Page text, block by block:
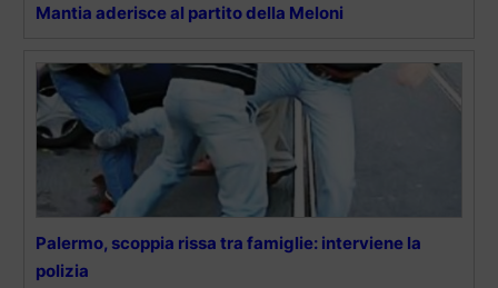
Mantia aderisce al partito della Meloni
Palermo, scoppia rissa tra famiglie: interviene la
polizia